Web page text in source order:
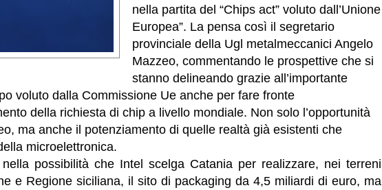
nella partita del “Chips act” voluto dall’Unione
Europea”. La pensa così il segretario
provinciale della Ugl metalmeccanici Angelo
Mazzeo, commentando le prospettive che si
stanno delineando grazie all’importante
voluto dalla Commissione Ue anche per fare fronte
della richiesta di chip a livello mondiale. Non solo l’opportunità
ma anche il potenziamento di quelle realtà già esistenti che
microelettronica.
nella possibilità che Intel scelga Catania per realizzare, nei terreni
e Regione siciliana, il sito di packaging da 4,5 miliardi di euro, ma